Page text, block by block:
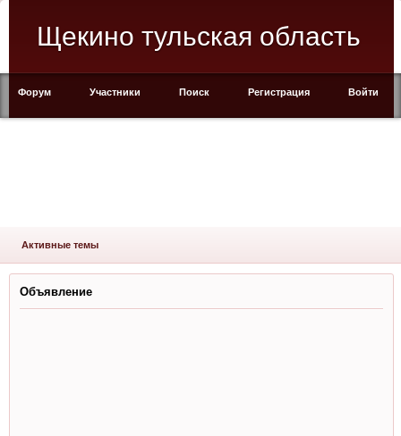
Щекино тульская область
Форум Участники Поиск Регистрация Войти
Активные темы
Объявление